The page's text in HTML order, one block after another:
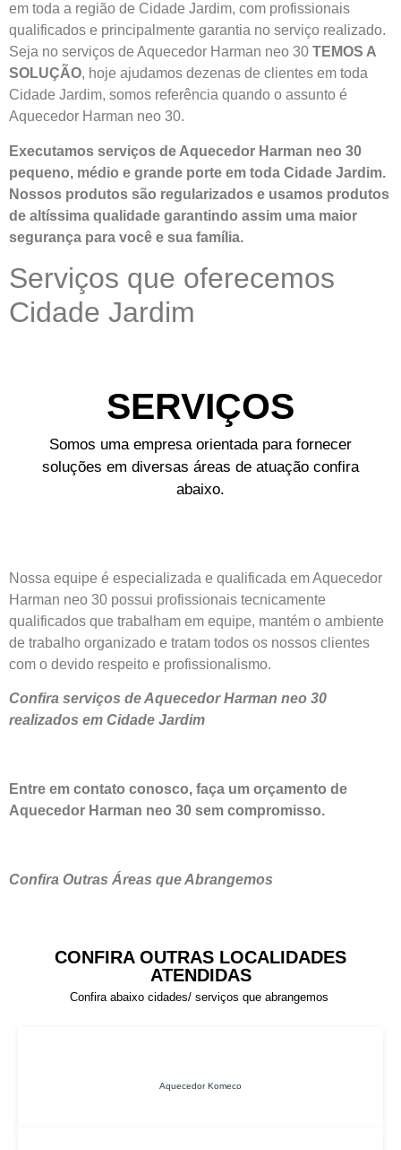
em toda a região de Cidade Jardim, com profissionais
qualificados e principalmente garantia no serviço realizado.
Seja no serviços de Aquecedor Harman neo 30 TEMOS A
SOLUÇÃO, hoje ajudamos dezenas de clientes em toda
Cidade Jardim, somos referência quando o assunto é
Aquecedor Harman neo 30.
Executamos serviços de Aquecedor Harman neo 30
pequeno, médio e grande porte em toda Cidade Jardim.
Nossos produtos são regularizados e usamos produtos
de altíssima qualidade garantindo assim uma maior
segurança para você e sua família.
Serviços que oferecemos
Cidade Jardim
SERVIÇOS
Somos uma empresa orientada para fornecer
soluções em diversas áreas de atuação confira
abaixo.
Nossa equipe é especializada e qualificada em Aquecedor
Harman neo 30 possui profissionais tecnicamente
qualificados que trabalham em equipe, mantém o ambiente
de trabalho organizado e tratam todos os nossos clientes
com o devido respeito e profissionalismo.
Confira serviços de Aquecedor Harman neo 30
realizados em Cidade Jardim
Entre em contato conosco, faça um orçamento de
Aquecedor Harman neo 30 sem compromisso.
Confira Outras Áreas que Abrangemos
CONFIRA OUTRAS LOCALIDADES
ATENDIDAS
Confira abaixo cidades/ serviços que abrangemos
Aquecedor Komeco